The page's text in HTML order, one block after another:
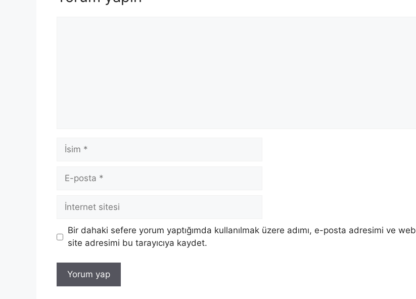
İsim
posta
İnternet
Bir dahaki sefere yorum yaptığımda kullanılmak üzere adımı, e-posta adresimi ve web
site adresimi bu tarayıcıya kaydet.